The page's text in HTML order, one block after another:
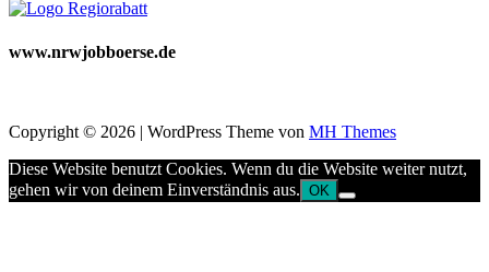
www.nrwjobboerse.de
Copyright © 2026 | WordPress Theme von MH Themes
Diese Website benutzt Cookies. Wenn du die Website weiter nutzt,
gehen wir von deinem Einverständnis aus. OK